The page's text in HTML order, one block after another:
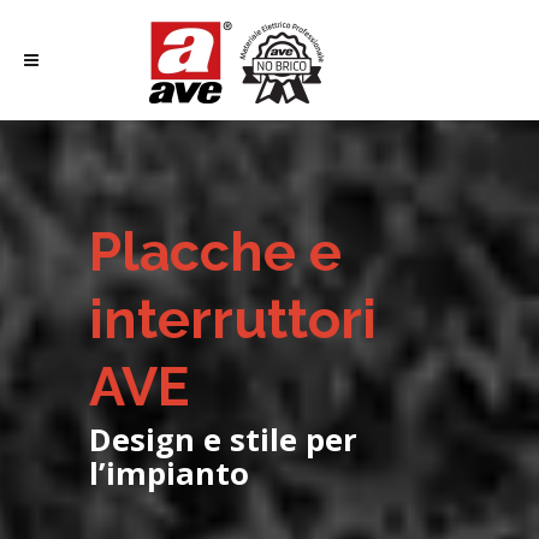
Placche e
interruttori
AVE
Design e stile per
l’impianto